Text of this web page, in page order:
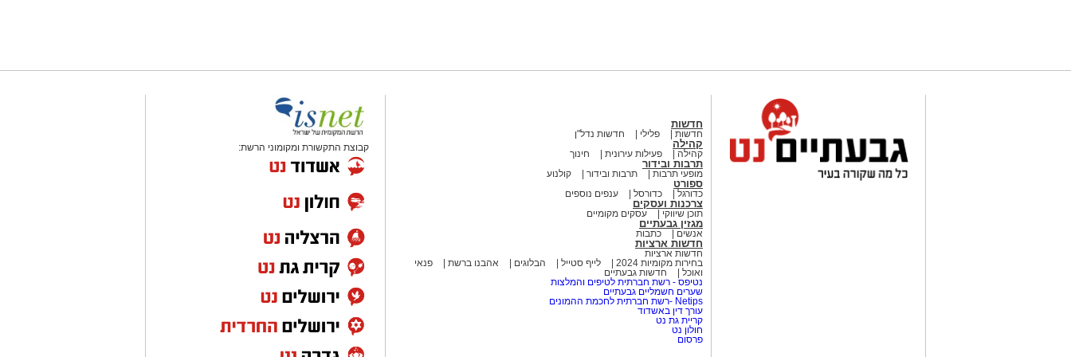
קהילה פעילות עירונית חינוך
צרכנות ועסקים
תוכן שיווקי עסקים מקומיים
מגזין גבעתיים
אנשים כתבות
חדשות ארציות
חדשות ארציות
בחירות מקומיות 2024
ואוכל
חדשות גבעתיים
נטיפס - רשת חברתית לטיפים והמלצות
שערים חשמליים גבעתיים
Netips -רשת חברתית לחכמת ההמונים
עורך דין באשדוד
קריית גת נט
חולון נט
פרסום
קבוצת התקשורת ומקומוני הרשת: